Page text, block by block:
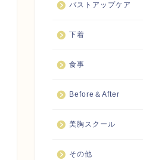
バストアップケア
下着
食事
Before＆After
美胸スクール
その他